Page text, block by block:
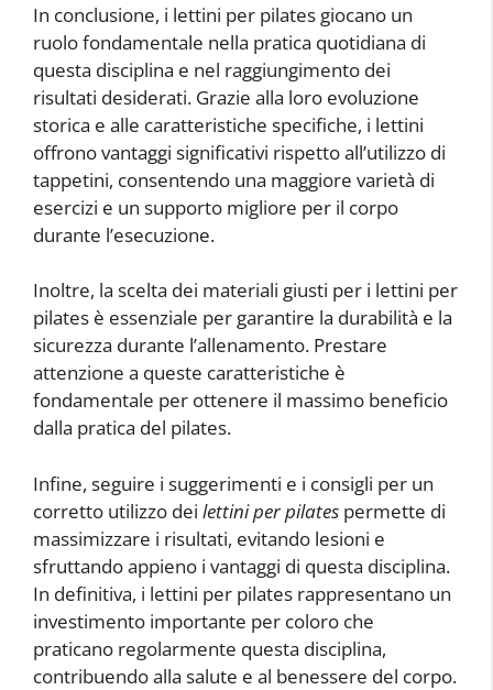
In conclusione, i lettini per pilates giocano un
ruolo fondamentale nella pratica quotidiana di
questa disciplina e nel raggiungimento dei
risultati desiderati. Grazie alla loro evoluzione
storica e alle caratteristiche specifiche, i lettini
offrono vantaggi significativi rispetto all’utilizzo di
tappetini, consentendo una maggiore varietà di
esercizi e un supporto migliore per il corpo
durante l’esecuzione.
Inoltre, la scelta dei materiali giusti per i lettini per
pilates è essenziale per garantire la durabilità e la
sicurezza durante l’allenamento. Prestare
attenzione a queste caratteristiche è
fondamentale per ottenere il massimo beneficio
dalla pratica del pilates.
Infine, seguire i suggerimenti e i consigli per un
corretto utilizzo dei lettini per pilates permette di
massimizzare i risultati, evitando lesioni e
sfruttando appieno i vantaggi di questa disciplina.
In definitiva, i lettini per pilates rappresentano un
investimento importante per coloro che
praticano regolarmente questa disciplina,
contribuendo alla salute e al benessere del corpo.